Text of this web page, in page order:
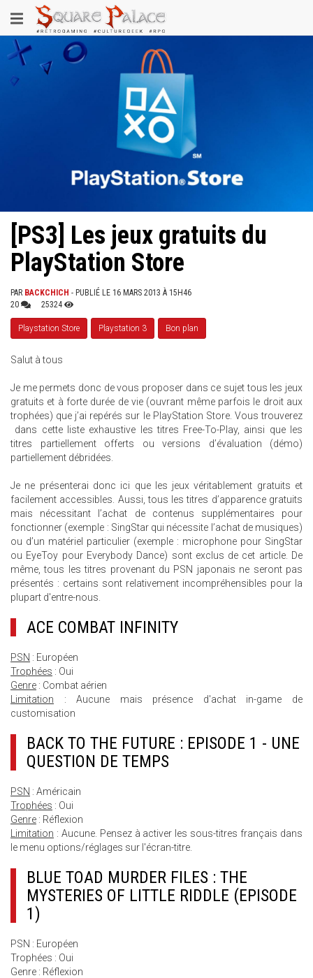
au
contenu
principal
Toggle
navigation
[PS3] Les jeux gratuits du
PlayStation Store
PAR BACKCHICH - PUBLIÉ LE 16 MARS 2013 À 15H46
20
25324
Playstation Store Playstation 3 Bon plan
Salut à tous
Je me permets donc de vous proposer dans ce sujet tous les jeux
gratuits et à forte durée de vie (ouvrant même parfois le droit aux
trophées) que j’ai repérés sur le PlayStation Store. Vous trouverez
dans cette liste exhaustive les titres Free-To-Play, ainsi que les
titres partiellement offerts ou versions d’évaluation (démo)
partiellement débridées.
Je ne présenterai donc ici que les jeux véritablement gratuits et
facilement accessibles. Aussi, tous les titres d’apparence gratuits
mais nécessitant l’achat de contenus supplémentaires pour
fonctionner (exemple : SingStar qui nécessite l’achat de musiques)
ou d’un matériel particulier (exemple : microphone pour SingStar
ou EyeToy pour Everybody Dance) sont exclus de cet article. De
même, tous les titres provenant du PSN japonais ne seront pas
présentés : certains sont relativement incompréhensibles pour la
plupart d'entre-nous.
ACE COMBAT INFINITY
PSN : Européen
Trophées : Oui
Genre : Combat aérien
Limitation : Aucune mais présence d'achat in-game de
customisation
BACK TO THE FUTURE : EPISODE 1 - UNE
QUESTION DE TEMPS
PSN : Américain
Trophées : Oui
Genre : Réflexion
Limitation : Aucune. Pensez à activer les sous-titres français dans
le menu options/réglages sur l'écran-titre.
BLUE TOAD MURDER FILES : THE
MYSTERIES OF LITTLE RIDDLE (EPISODE
1)
PSN : Européen
Trophées : Oui
Genre : Réflexion